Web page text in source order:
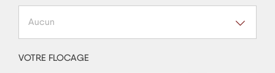
Aucun
VOTRE FLOCAGE